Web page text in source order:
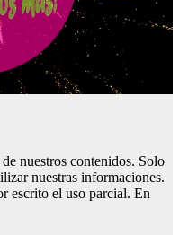
nuestros contenidos. Solo
nuestras informaciones.
escrito el uso parcial. En